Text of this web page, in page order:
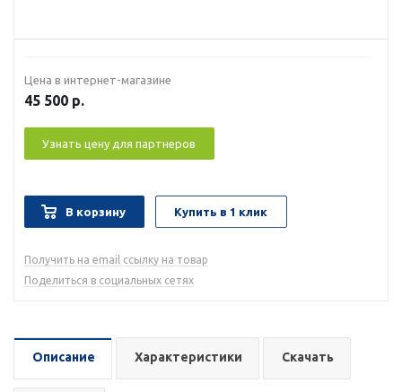
Цена в интернет-магазине
45 500 р.
Узнать цену для партнеров
В корзину Купить в 1 клик
Получить на email ссылку на товар
Поделиться в социальных сетях
Описание Характеристики Скачать